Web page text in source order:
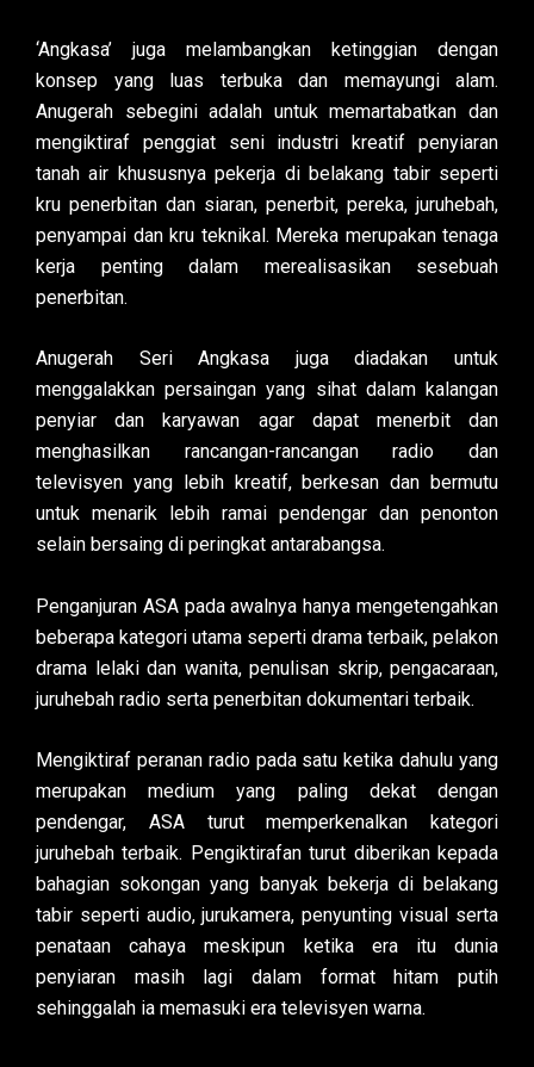
‘Angkasa’ juga melambangkan ketinggian dengan
konsep yang luas terbuka dan memayungi alam.
Anugerah sebegini adalah untuk memartabatkan dan
mengiktiraf penggiat seni industri kreatif penyiaran
tanah air khususnya pekerja di belakang tabir seperti
kru penerbitan dan siaran, penerbit, pereka, juruhebah,
penyampai dan kru teknikal. Mereka merupakan tenaga
kerja penting dalam merealisasikan sesebuah
penerbitan.
Anugerah Seri Angkasa juga diadakan untuk
menggalakkan persaingan yang sihat dalam kalangan
penyiar dan karyawan agar dapat menerbit dan
menghasilkan rancangan-rancangan radio dan
televisyen yang lebih kreatif, berkesan dan bermutu
untuk menarik lebih ramai pendengar dan penonton
selain bersaing di peringkat antarabangsa.
Penganjuran ASA pada awalnya hanya mengetengahkan
beberapa kategori utama seperti drama terbaik, pelakon
drama lelaki dan wanita, penulisan skrip, pengacaraan,
juruhebah radio serta penerbitan dokumentari terbaik.
Mengiktiraf peranan radio pada satu ketika dahulu yang
merupakan medium yang paling dekat dengan
pendengar, ASA turut memperkenalkan kategori
juruhebah terbaik. Pengiktirafan turut diberikan kepada
bahagian sokongan yang banyak bekerja di belakang
tabir seperti audio, jurukamera, penyunting visual serta
penataan cahaya meskipun ketika era itu dunia
penyiaran masih lagi dalam format hitam putih
sehinggalah ia memasuki era televisyen warna.